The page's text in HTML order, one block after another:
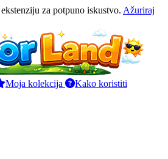
za potpuno iskustvo. Ažuriraj
Moja kolekcija
Kako koristiti